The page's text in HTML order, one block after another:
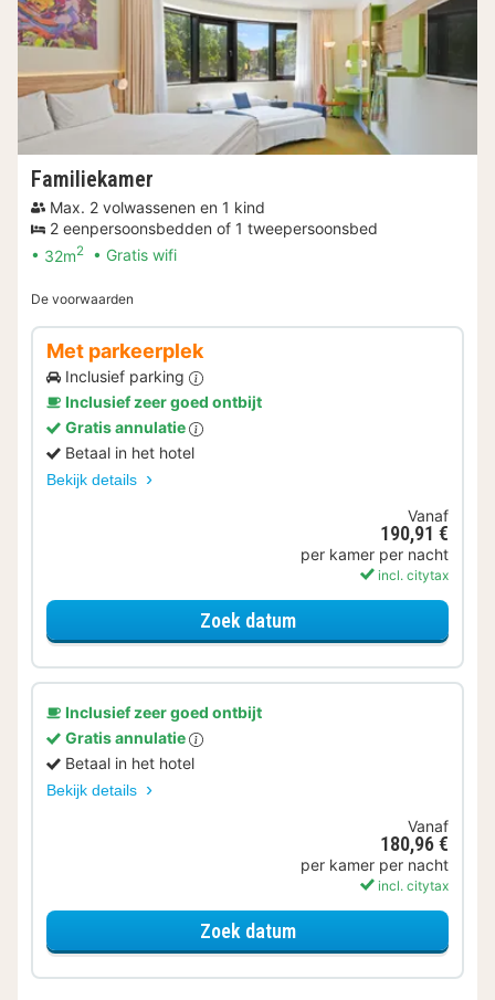
Familiekamer
Max. 2 volwassenen en 1 kind
2 eenpersoonsbedden of 1 tweepersoonsbed
32m2 Gratis wifi
De voorwaarden
Met parkeerplek
Inclusief parking
Inclusief zeer goed ontbijt
Gratis annulatie
Betaal in het hotel
Bekijk details
Vanaf
190,91 €
per kamer per nacht
incl. citytax
Zoek datumvoor Met parkeerplek
Inclusief zeer goed ontbijt
Gratis annulatie
Betaal in het hotel
Bekijk details
Vanaf
180,96 €
per kamer per nacht
incl. citytax
Zoek datumvoor Familiekamer